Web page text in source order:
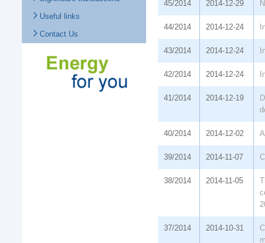
Useful links
Contact Us
45/2014 2014-12-29
44/2014 2014-12-24
43/2014 2014-12-24
42/2014 2014-12-24
41/2014 2014-12-19
40/2014 2014-12-02
39/2014 2014-11-07
38/2014 2014-11-05
37/2014 2014-10-31